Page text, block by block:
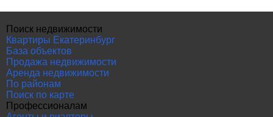
Поиск недвижимости
Квартиры Екатеринбург
База объектов
Продажа недвижимости
Аренда недвижимости
По районам
Поиск по карте
Профессионалам